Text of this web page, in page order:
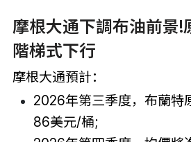
摩根大通下調布油前景!
階梯式下行
摩根大通預計：
2026年第三季度，布蘭特
86美元/桶;